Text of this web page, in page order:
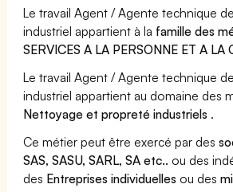
Le travail Agent / Agente technique
industriel appartient à la famille des
SERVICES A LA PERSONNE ET A LA
Le travail Agent / Agente technique
industriel appartient au domaine des
Nettoyage et propreté industriels .
Ce métier peut être exercé par des
SAS, SASU, SARL, SA etc.. ou des
des Entreprises individuelles ou des